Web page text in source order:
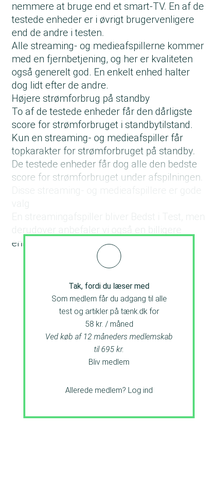
nemmere at bruge end et smart-TV. En af de
testede enheder er i øvrigt brugervenligere
end de andre i testen.
Alle streaming- og medieafspillerne kommer
med en fjernbetjening, og her er kvaliteten
også generelt god. En enkelt enhed halter
dog lidt efter de andre.
Højere strømforbrug på standby
To af de testede enheder får den dårligste
score for strømforbruget i standbytilstand.
Kun en streaming- og medieafspiller får
topkarakter for strømforbruget på standby.
De testede enheder får dog alle den bedste
score for strømforbruget under afspilningen.
valg
En streamingafspiller bliver Bedst i Test, men
derudover anbefaler vi også en billigere
enhed, som et godt valg
Tak, fordi du læser med
Som medlem får du adgang til alle
test og artikler på tænk.dk for
58 kr. / måned
Ved køb af 12 måneders medlemskab
til 695 kr.
Bliv medlem
Allerede medlem? Log ind